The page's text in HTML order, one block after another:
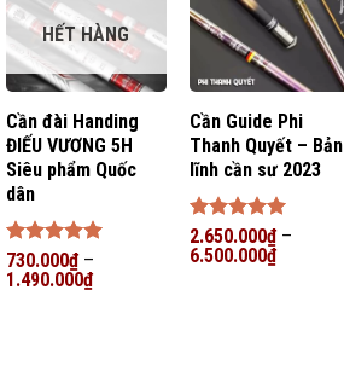
HẾT HÀNG
Cần đài Handing
ĐIẾU VƯƠNG 5H
Siêu phẩm Quốc
dân
Được xếp
hạng55
730.000₫–
1.490.000₫
Cần Guide Phi
Thanh Quyết – Bản
lĩnh cần sư 2023
Được xếp
hạng55
2.650.000₫–
6.500.000₫